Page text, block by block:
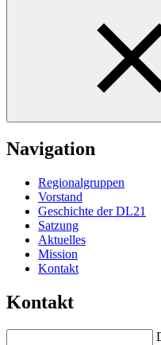
Navigation
Regionalgruppen
Vorstand
Geschichte der DL21
Satzung
Aktuelles
Mission
Kontakt
Kontakt